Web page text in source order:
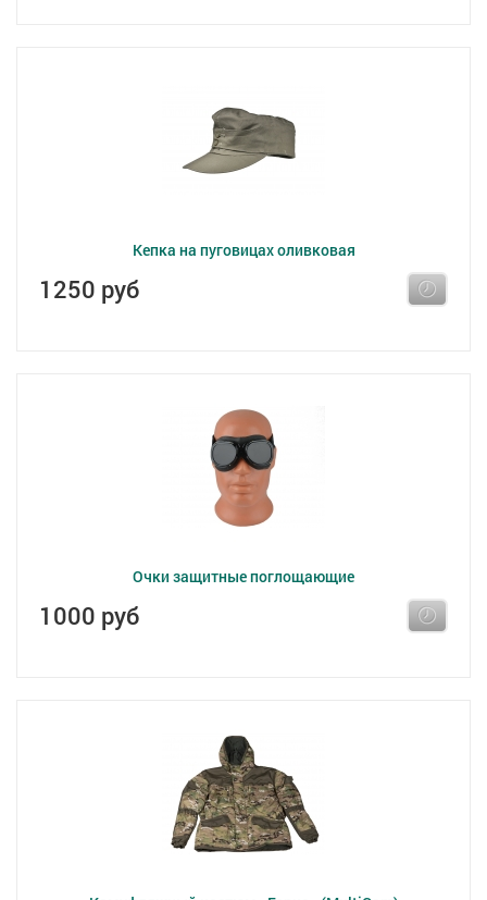
Кепка на пуговицах оливковая
1250 руб
Очки защитные поглощающие
1000 руб